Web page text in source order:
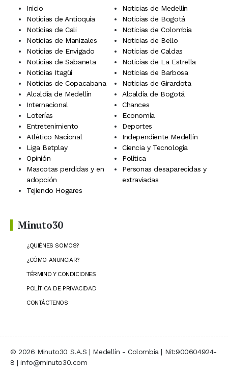
Inicio
Noticias de Medellín
Noticias de Antioquia
Noticias de Bogotá
Noticias de Cali
Noticias de Colombia
Noticias de Manizales
Noticias de Bello
Noticias de Envigado
Noticias de Caldas
Noticias de Sabaneta
Noticias de La Estrella
Noticias Itagüí
Noticias de Barbosa
Noticias de Copacabana
Noticias de Girardota
Alcaldía de Medellín
Alcaldía de Bogotá
Internacional
Chances
Loterías
Economía
Entretenimiento
Deportes
Atlético Nacional
Independiente Medellín
Liga Betplay
Ciencia y Tecnología
Opinión
Política
Mascotas perdidas y en
adopción
Personas desaparecidas y
extraviadas
Tejiendo Hogares
Minuto30
¿QUIÉNES SOMOS?
¿CÓMO ANUNCIAR?
TÉRMINO Y CONDICIONES
POLÍTICA DE PRIVACIDAD
CONTÁCTENOS
© 2026 Minuto30 S.A.S | Medellín - Colombia | Nit:900604924-
8 | info@minuto30.com